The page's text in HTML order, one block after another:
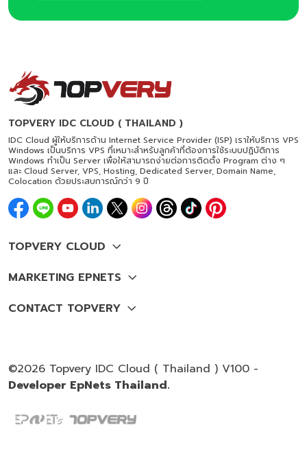
TOPVERY IDC CLOUD ( THAILAND )
IDC Cloud ผู้ให้บริการด้าน Internet Service Provider (ISP) เราให้บริการ VPS
Windows เป็นบริการ VPS ที่เหมาะสำหรับลูกค้าที่ต้องการใช้ระบบปฏิบัติการ
Windows ทำเป็น Server เพื่อให้สามารถง่ายต่อการติดตั้ง Program ต่าง ๆ
และ Cloud Server, VPS, Hosting, Dedicated Server, Domain Name,
Colocation ด้วยประสบการณ์กว่า 9 ปี
©2026 Topvery IDC Cloud ( Thailand ) V100 -
Developer EpNets Thailand.